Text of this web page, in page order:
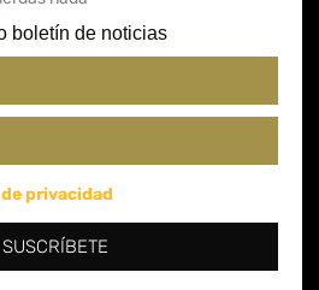
boletín de noticias
privacidad
SUSCRÍBETE